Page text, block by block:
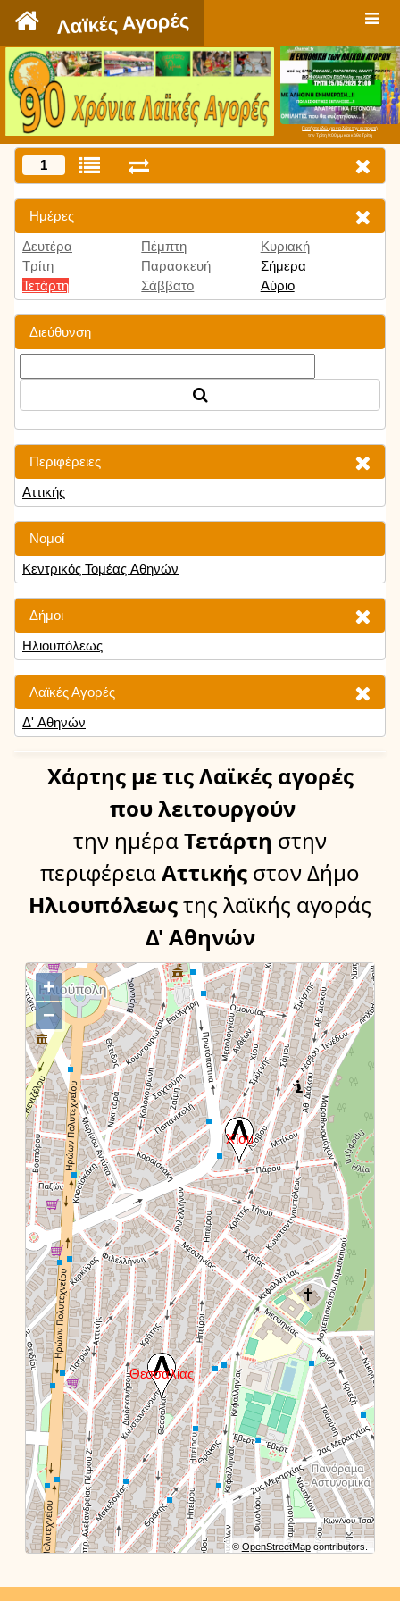
Λαϊκές Αγορές
Πατήστε εδώ για να δείτε την εκπομπή
την Τρίτη 9:00 μμ και κάθε Τρίτη
1
Ημέρες
Δευτέρα
Τρίτη
Τετάρτη
Πέμπτη
Παρασκευή
Σάββατο
Κυριακή
Σήμερα
Αύριο
Διεύθυνση
Περιφέρειες
Αττικής
Νομοί
Κεντρικός Τομέας Αθηνών
Δήμοι
Ηλιουπόλεως
Λαϊκές Αγορές
Δ' Αθηνών
Χάρτης με τις Λαϊκές αγορές
που λειτουργούν
την ημέραΤετάρτη στην
περιφέρειαΑττικής στον Δήμο
Ηλιουπόλεωςτης λαϊκής αγοράς
Δ' Αθηνών
+
−
© OpenStreetMapcontributors.